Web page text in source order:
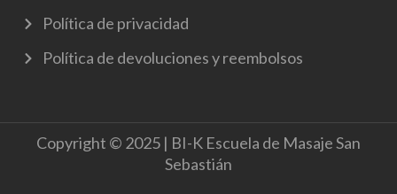
Política de privacidad
Política de devoluciones y reembolsos
Copyright © 2025 | BI-K Escuela de Masaje San
Sebastián